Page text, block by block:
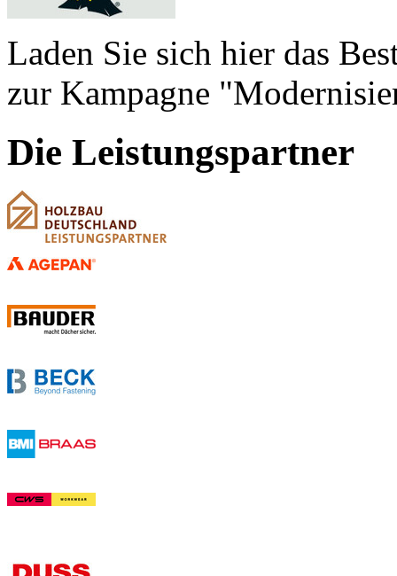
Laden Sie sich hier das
zur Kampagne
Die Leistungspartner